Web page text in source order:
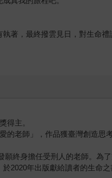
著，最終撥雲見日，對生命
得主。
老師」，作品獲臺灣創造思
終身擔任受刑人的老師。為
2020年出版獻給讀者的生命